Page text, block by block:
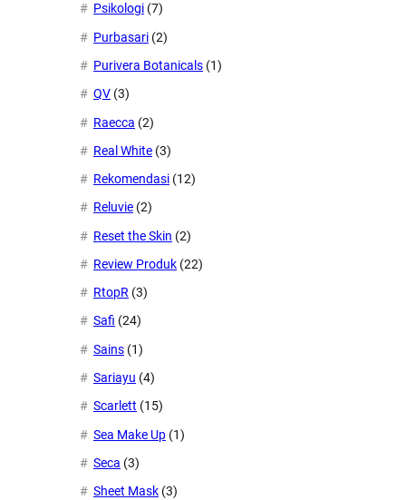
Psikologi (7)
Purbasari (2)
Purivera Botanicals (1)
QV (3)
Raecca (2)
Real White (3)
Rekomendasi (12)
Reluvie (2)
Reset the Skin (2)
Review Produk (22)
RtopR (3)
Safi (24)
Sains (1)
Sariayu (4)
Scarlett (15)
Sea Make Up (1)
Seca (3)
Sheet Mask (3)